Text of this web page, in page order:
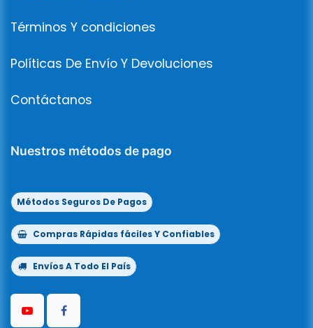
Términos Y condiciones
Políticas De Envío Y Devoluciones
Contáctanos
Nuestros métodos de pago
Métodos Seguros De Pagos
Compras Rápidas fáciles Y Confiables
Envíos A Todo El País